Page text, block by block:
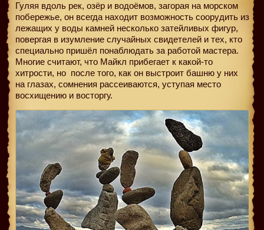
Гуляя вдоль рек, озёр и водоёмов, загорая на морском
побережье, он всегда находит возможность соорудить из
лежащих у воды камней несколько затейливых фигур,
повергая в изумление случайных свидетелей и тех, кто
специально пришёл понаблюдать за работой мастера.
Многие считают, что Майкл прибегает к какой-то
хитрости, но после того, как он выстроит башню у них
на глазах, сомнения рассеиваются, уступая место
восхищению и восторгу.